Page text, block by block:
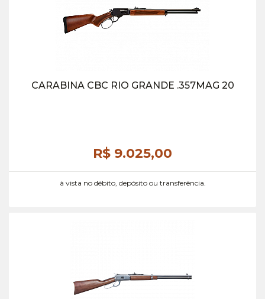
CARABINA CBC RIO GRANDE .357MAG 20
R$ 9.025,00
à vista no débito, depósito ou transferência.